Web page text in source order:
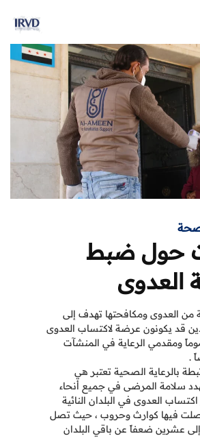
حول ضبط
العدوى
من العدوى ومكافحتها تهدف إلى
قد يكونون عرضة لاكتساب العدوى
ومقدمي الرعاية في المنشآت
.
بالرعاية الصحية تعتبر هي
سلامة المرضى في جميع أنحاء
العدوى في البلدان النائية
حصلت فيها كوارث وحروب ، حيث تصل
عشرين ضعفاً عن باقي البلدان